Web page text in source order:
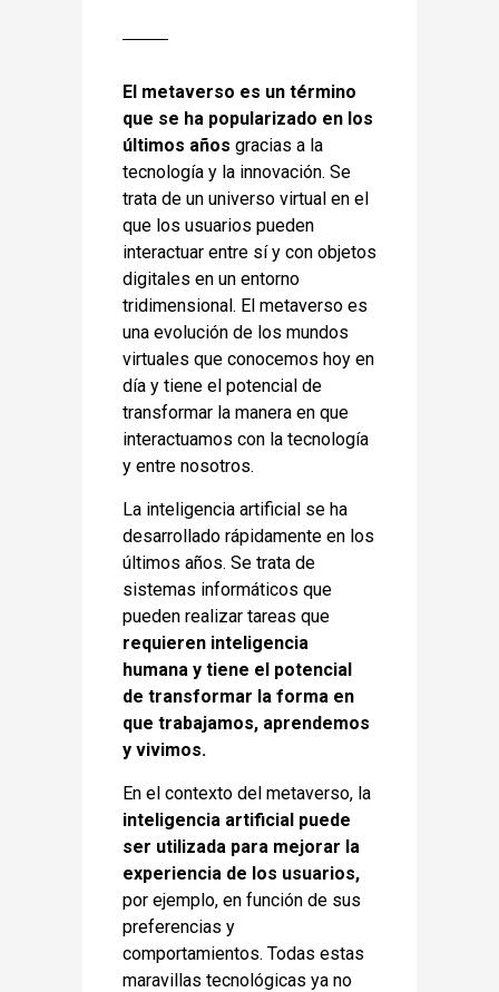
El metaverso es un término
que se ha popularizado en los
últimos años gracias a la
tecnología y la innovación. Se
trata de un universo virtual en el
que los usuarios pueden
interactuar entre sí y con objetos
digitales en un entorno
tridimensional. El metaverso es
una evolución de los mundos
virtuales que conocemos hoy en
día y tiene el potencial de
transformar la manera en que
interactuamos con la tecnología
y entre nosotros.
La inteligencia artificial se ha
desarrollado rápidamente en los
últimos años. Se trata de
sistemas informáticos que
pueden realizar tareas que
requieren inteligencia
humana y tiene el potencial
de transformar la forma en
que trabajamos, aprendemos
y vivimos.
En el contexto del metaverso, la
inteligencia artificial puede
ser utilizada para mejorar la
experiencia de los usuarios,
por ejemplo, en función de sus
preferencias y
comportamientos. Todas estas
maravillas tecnológicas ya no